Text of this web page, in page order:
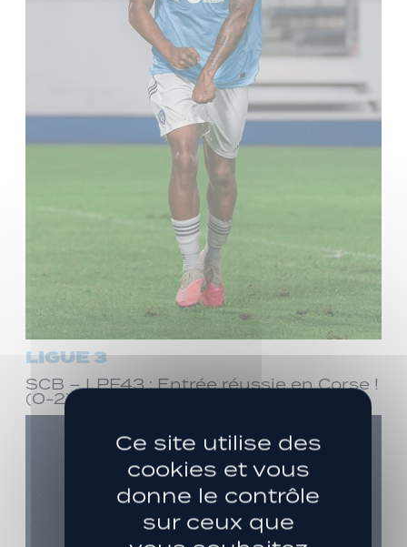
LIGUE 3
SCB – LPF43 : Entrée réussie en Corse !
(0-2)
Ce site utilise des
cookies et vous
donne le contrôle
sur ceux que